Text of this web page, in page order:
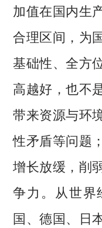
加值在国内生
合理区间，为
基础性、全方
高越好，也不
带来资源与环
性矛盾等问题
增长放缓，削
争力。从世界
国、德国、日